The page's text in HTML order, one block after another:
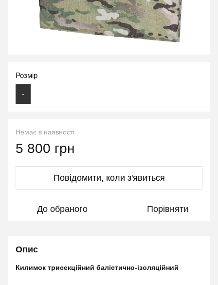
Розмір
-
Немає в наявності
5 800 грн
Повідомити, коли з'явиться
До обраного Порівняти
Опис
Килимок трисекційний балістично-ізоляційний